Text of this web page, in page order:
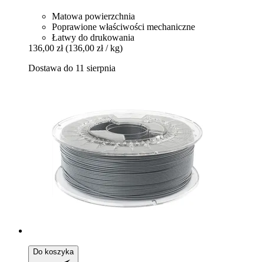
Matowa powierzchnia
Poprawione właściwości mechaniczne
Łatwy do drukowania
136,00 zł (136,00 zł / kg)
Dostawa do 11 sierpnia
Do koszyka